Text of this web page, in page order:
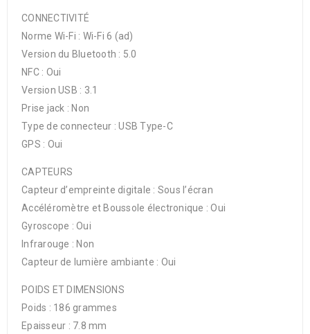
CONNECTIVITÉ
Norme Wi-Fi : Wi-Fi 6 (ad)
Version du Bluetooth : 5.0
NFC : Oui
Version USB : 3.1
Prise jack : Non
Type de connecteur : USB Type-C
GPS : Oui
CAPTEURS
Capteur d’empreinte digitale : Sous l’écran
Accéléromètre et Boussole électronique : Oui
Gyroscope : Oui
Infrarouge : Non
Capteur de lumière ambiante : Oui
POIDS ET DIMENSIONS
Poids : 186 grammes
Epaisseur : 7.8 mm